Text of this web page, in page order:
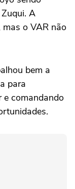
A
o VAR não
bem a
para
e comandando